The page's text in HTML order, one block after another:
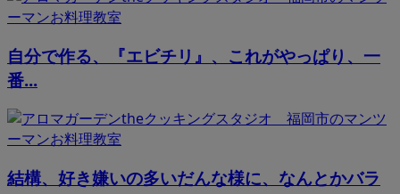
自分で作る、『エビチリ』、これがやっぱり、一
番...
結構、好き嫌いの多いだんな様に、なんとかバラ